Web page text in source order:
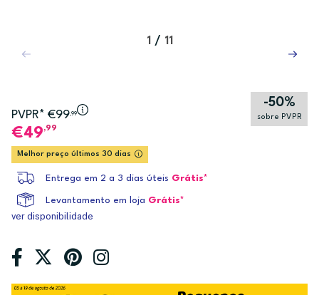
1 / 11
PVPR* €99,99
-50%
sobre PVPR
49,99
Melhor preço últimos 30 dias
Entrega em 2 a 3 dias úteis Grátis*
Levantamento em loja Grátis*
ver disponibilidade